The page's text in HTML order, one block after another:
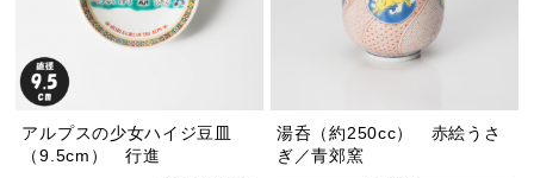
アルプスの少女ハイジ豆皿
（9.5cm） 行進
湯呑（約250cc） 赤絵うさ
ぎ／青郊窯